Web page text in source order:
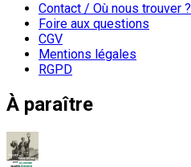
Contact / Où nous trouver ?
Foire aux questions
CGV
Mentions légales
RGPD
À paraître